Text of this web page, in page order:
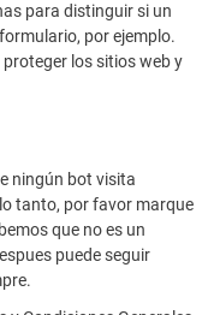
para distinguir si un
por ejemplo.
los sitios web y
ningún bot visita
tanto, por favor marque
que no es un
puede seguir